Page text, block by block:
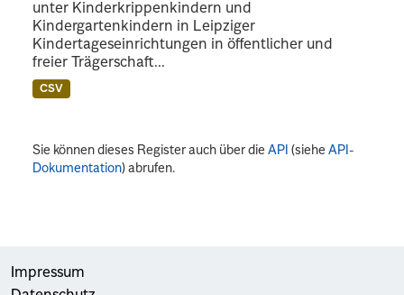
unter Kinderkrippenkindern und
Kindergartenkindern in Leipziger
Kindertageseinrichtungen in öffentlicher und
freier Trägerschaft...
CSV
Sie können dieses Register auch über dieAPI (sieheAPI-
Dokumentation) abrufen.
Impressum